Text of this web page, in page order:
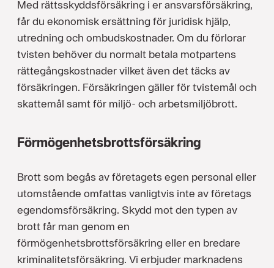
Med rättsskyddsförsäkring i er ansvarsförsäkring,
får du ekonomisk ersättning för juridisk hjälp,
utredning och ombudskostnader. Om du förlorar
tvisten behöver du normalt betala motpartens
rättegångskostnader vilket även det täcks av
försäkringen. Försäkringen gäller för tvistemål och
skattemål samt för miljö- och arbetsmiljöbrott.
Förmögenhetsbrottsförsäkring
Brott som begås av företagets egen personal eller
utomstående omfattas vanligtvis inte av företags
egendomsförsäkring. Skydd mot den typen av
brott får man genom en
förmögenhetsbrottsförsäkring eller en bredare
kriminalitetsförsäkring. Vi erbjuder marknadens